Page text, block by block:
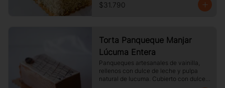
$31.790
Torta Panqueque Manjar
Lúcuma Entera
Panqueques artesanales de vainilla,
rellenos con dulce de leche y pulpa
natural de lucuma. Cubierto con dulce